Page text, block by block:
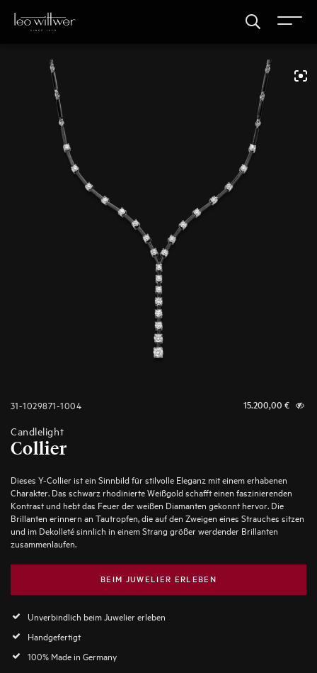
31-1029871-1004 15.200,00 €
Candlelight
Collier
Dieses Y-Collier ist ein Sinnbild für stilvolle Eleganz mit einem erhabenen
Charakter. Das schwarz rhodinierte Weißgold schafft einen faszinierenden
Kontrast und hebt das Feuer der weißen Diamanten gekonnt hervor. Die
Brillanten erinnern an Tautropfen, die auf den Zweigen eines Strauches sitzen
und im Dekolleté sinnlich in einem Strang größer werdender Brillanten
zusammenlaufen.
BEIM JUWELIER ERLEBEN
Unverbindlich beim Juwelier erleben
Handgefertigt
100% Made in Germany